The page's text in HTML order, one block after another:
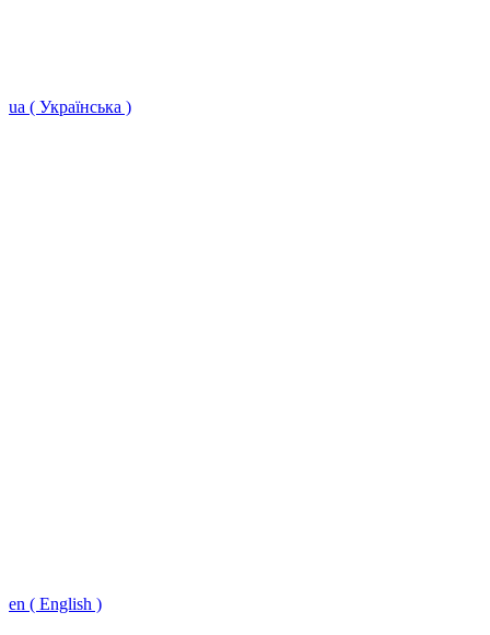
ua ( Українська )
en ( English )